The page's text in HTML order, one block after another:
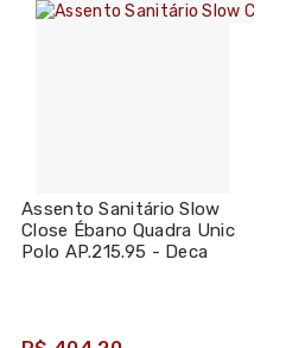
Assento Sanitário Slow
Close Ébano Quadra Unic
Polo AP.215.95 - Deca